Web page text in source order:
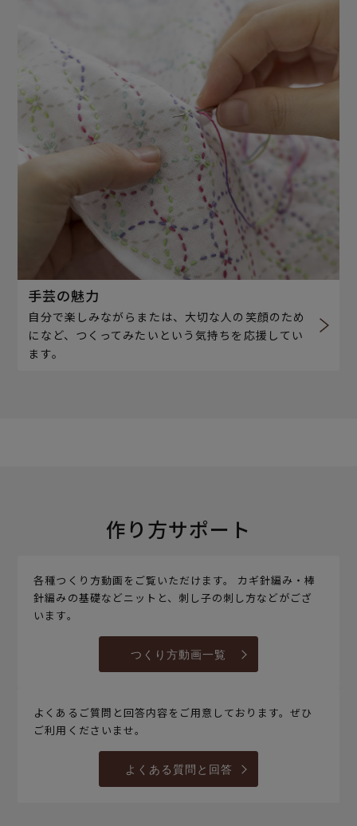
手芸の魅力
自分で楽しみながらまたは、大切な人の笑顔のため
になど、つくってみたいという気持ちを応援してい
ます。
作り方サポート
各種つくり方動画をご覧いただけます。 カギ針編み・棒
針編みの基礎などニットと、刺し子の刺し方などがござ
います。
つくり方動画一覧
よくあるご質問と回答内容をご用意しております。ぜひ
ご利用くださいませ。
よくある質問と回答